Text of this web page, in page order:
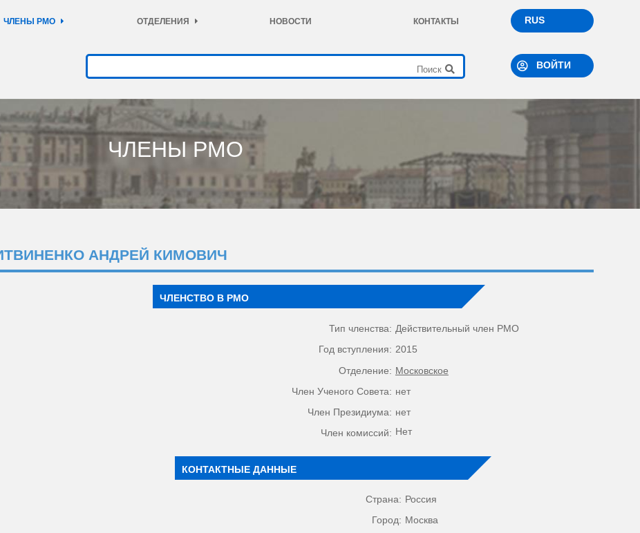
ЧЛЕНЫ РМО ОТДЕЛЕНИЯ НОВОСТИ КОНТАКТЫ RUS
ВОЙТИ
ЧЛЕНЫ РМО
АНДРЕЙ КИМОВИЧ
ЧЛЕНСТВО В РМО
Тип членства: Действительный член РМО
Год вступления: 2015
Отделение: Московское
Член Ученого Совета: нет
Член Президиума: нет
Член комиссий: Нет
КОНТАКТНЫЕ ДАННЫЕ
Страна: Россия
Город: Москва